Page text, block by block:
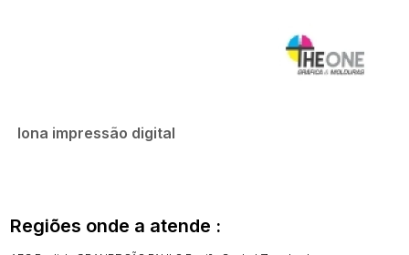
lona impressão digital
Regiões onde a atende :